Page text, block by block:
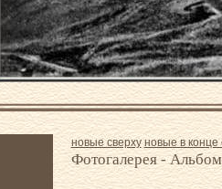
новые сверху новые в конце
Фотогалерея -